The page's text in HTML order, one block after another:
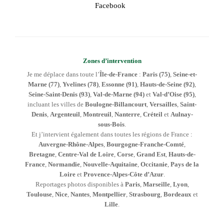
Facebook
Zones d’intervention
Je me déplace dans toute l’Île-de-France : Paris (75) Seine-et-
Marne (77) Yvelines (78) Essonne (91) Hauts-de-Seine (92)
Seine-Saint-Denis (93), Val-de-Marne (94)et Val-d’Oise (95),
incluant les villes de Boulogne-Billancourt Versailles Saint-
Denis, Argenteuil Montreuil Nanterre, Créteil et Aulnay-
sous-Bois
Et j’intervient également dans toutes les régions de France :
Auvergne-Rhône-Alpes Bourgogne-Franche-Comté
Bretagne, Centre-Val de Loire, Corse, Grand Est, Hauts-de-
France Normandie Nouvelle-Aquitaine Occitanie Pays de la
Loireet Provence-Alpes-Côte d’Azur.
Reportages photos disponibles à Paris, Marseille, Lyon,
Toulouse, Nice, Nantes, Montpellier, Strasbourg Bordeaux et
Lille